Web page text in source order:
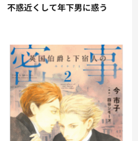
不惑近くして年下男に惑う